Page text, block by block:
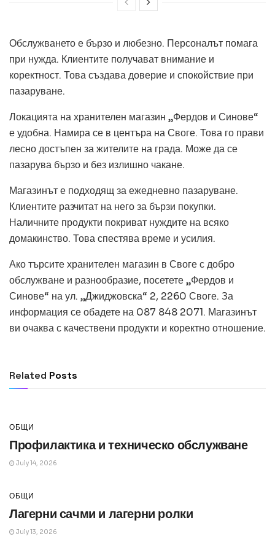
Обслужването е бързо и любезно. Персоналът помага
при нужда. Клиентите получават внимание и
коректност. Това създава доверие и спокойствие при
пазаруване.
Локацията на хранителен магазин „Фердов и Синове“
е удобна. Намира се в центъра на Своге. Това го прави
лесно достъпен за жителите на града. Може да се
пазарува бързо и без излишно чакане.
Магазинът е подходящ за ежедневно пазаруване.
Клиентите разчитат на него за бързи покупки.
Наличните продукти покриват нуждите на всяко
домакинство. Това спестява време и усилия.
Ако търсите хранителен магазин в Своге с добро
обслужване и разнообразие, посетете „Фердов и
Синове“ на ул. „Джиджовска“ 2, 2260 Своге. За
информация се обадете на 087 848 2071. Магазинът
ви очаква с качествени продукти и коректно отношение.
Related Posts
ОБЩИ
ОБЩИ
Профилактика и техническо обслужване
July 14, 2026
ОБЩИ
Лагерни сачми и лагерни ролки
July 13, 2026